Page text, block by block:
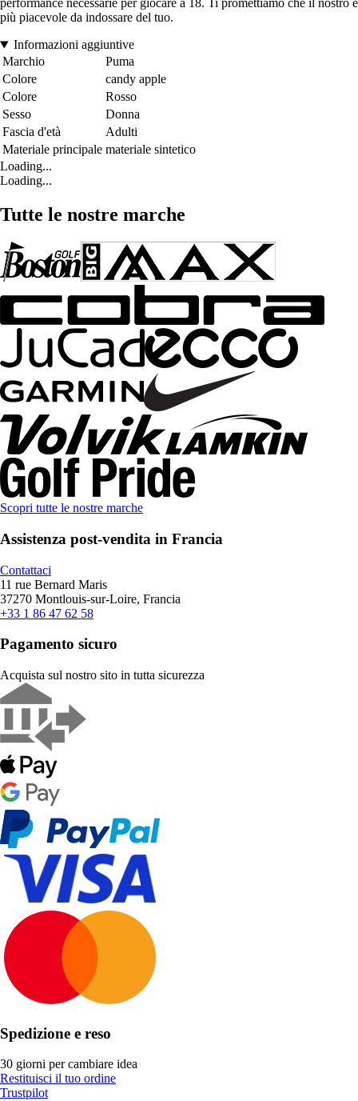
performance necessarie per giocare a 18. Ti promettiamo che il nostro è
più piacevole da indossare del tuo.
Informazioni aggiuntive
Marchio
Puma
Colore
candy apple
Colore
Rosso
Sesso
Donna
Fascia d'età
Adulti
Materiale principale materiale sintetico
Loading...
Loading...
Tutte le nostre marche
Scopri tutte le nostre marche
Assistenza post-vendita in Francia
Contattaci
11 rue Bernard Maris
37270 Montlouis-sur-Loire, Francia
+33 1 86 47 62 58
Pagamento sicuro
Acquista sul nostro sito in tutta sicurezza
Spedizione e reso
30 giorni per cambiare idea
Restituisci il tuo ordine
Trustpilot